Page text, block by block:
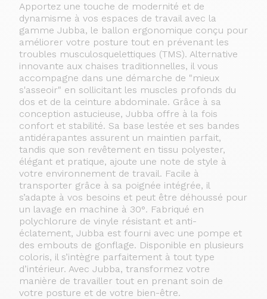
Apportez une touche de modernité et de
dynamisme à vos espaces de travail avec la
gamme Jubba, le ballon ergonomique conçu pour
améliorer votre posture tout en prévenant les
troubles musculosquelettiques (TMS). Alternative
innovante aux chaises traditionnelles, il vous
accompagne dans une démarche de "mieux
s'asseoir" en sollicitant les muscles profonds du
dos et de la ceinture abdominale. Grâce à sa
conception astucieuse, Jubba offre à la fois
confort et stabilité. Sa base lestée et ses bandes
antidérapantes assurent un maintien parfait,
tandis que son revêtement en tissu polyester,
élégant et pratique, ajoute une note de style à
votre environnement de travail. Facile à
transporter grâce à sa poignée intégrée, il
s’adapte à vos besoins et peut être déhoussé pour
un lavage en machine à 30°. Fabriqué en
polychlorure de vinyle résistant et anti-
éclatement, Jubba est fourni avec une pompe et
des embouts de gonflage. Disponible en plusieurs
coloris, il s’intègre parfaitement à tout type
d’intérieur. Avec Jubba, transformez votre
manière de travailler tout en prenant soin de
votre posture et de votre bien-être.